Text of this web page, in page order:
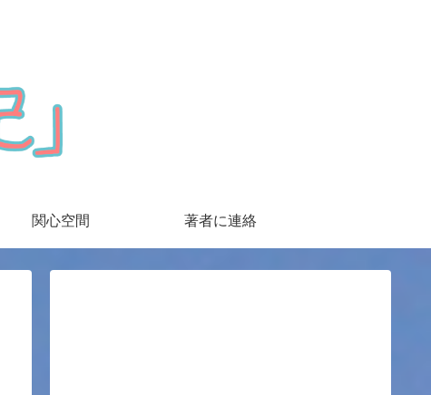
関心空間 著者に連絡